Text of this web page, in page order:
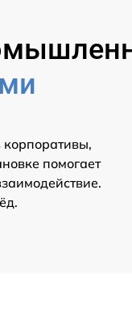
корпоративы,
помогает